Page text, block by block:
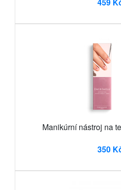
Manikúrní nástroj na
350